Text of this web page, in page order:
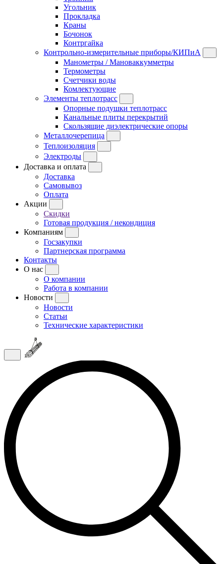
Угольник
Прокладка
Краны
Бочонок
Контргайка
Контрольно-измерительные приборы/КИПиА
Манометры / Мановаккумметры
Термометры
Счетчики воды
Комлектующие
Элементы теплотрасс
Опорные подушки теплотрасс
Канальные плиты перекрытий
Скользящие диэлектрические опоры
Металлочерепица
Теплоизоляция
Электроды
Доставка и оплата
Доставка
Самовывоз
Оплата
Акции
Скидки
Готовая продукция / некондиция
Компаниям
Госзакупки
Партнерская программа
Контакты
О нас
О компании
Работа в компании
Новости
Новости
Статьи
Технические характеристики